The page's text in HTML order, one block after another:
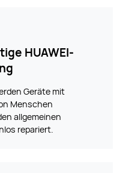
HUAWEI-
Geräte mit
Menschen
allgemeinen
repariert.